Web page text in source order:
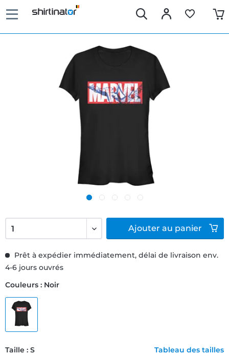
Prêt à expédier immédiatement, délai de livraison env.
4-6 jours ouvrés
Couleurs : Noir
Taille : S Tableau des tailles
Ajouter au panier